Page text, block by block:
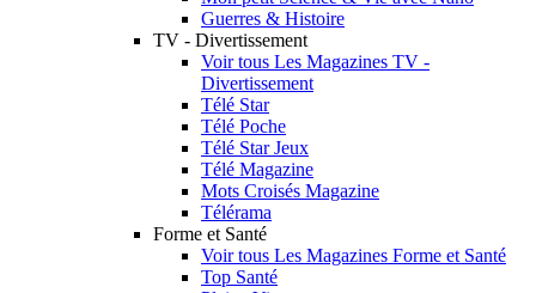
Guerres & Histoire
TV - Divertissement
Voir tous Les Magazines TV -
Divertissement
Télé Star
Télé Poche
Télé Star Jeux
Télé Magazine
Mots Croisés Magazine
Télérama
Forme et Santé
Voir tous Les Magazines Forme et Santé
Top Santé